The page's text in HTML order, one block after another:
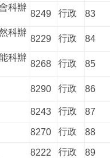
科辦
8249 行政 83
科辦
8229 行政 84
科辦
8268 行政 85
8290 行政 86
8243 行政 87
8270 行政 88
8222 行政 89